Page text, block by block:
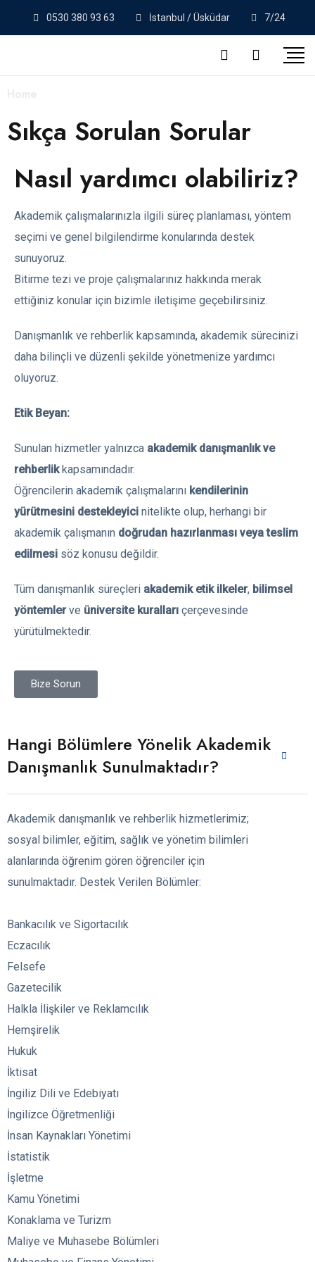
0530 380 93 63 İstanbul / Üsküdar 7/24
Sıkça Sorulan Sorular​
Nasıl yardımcı olabiliriz?
Akademik çalışmalarınızla ilgili süreç planlaması, yöntem
seçimi ve genel bilgilendirme konularında destek
sunuyoruz.
Bitirme tezi ve proje çalışmalarınız hakkında merak
ettiğiniz konular için bizimle iletişime geçebilirsiniz.
Danışmanlık ve rehberlik kapsamında, akademik sürecinizi
daha bilinçli ve düzenli şekilde yönetmenize yardımcı
oluyoruz.
Etik Beyan:
Sunulan hizmetler yalnızca akademik danışmanlık ve
rehberlikkapsamındadır.
Öğrencilerin akademik çalışmalarını kendilerinin
yürütmesini destekleyici nitelikte olup, herhangi bir
akademik çalışmanın doğrudan hazırlanması veya teslim
edilmesi söz konusu değildir.
Tüm danışmanlık süreçleri akademik etik ilkeler, bilimsel
yöntemlerve üniversite kuralları çerçevesinde
yürütülmektedir.
Bize Sorun
Hangi Bölümlere Yönelik Akademik
Danışmanlık Sunulmaktadır?
Akademik danışmanlık ve rehberlik hizmetlerimiz;
sosyal bilimler, eğitim, sağlık ve yönetim bilimleri
alanlarında öğrenim gören öğrenciler için
sunulmaktadır. Destek Verilen Bölümler:
Bankacılık ve Sigortacılık
Eczacılık
Felsefe
Gazetecilik
Halkla İlişkiler ve Reklamcılık
Hemşirelik
Hukuk
İktisat
İngiliz Dili ve Edebiyatı
İngilizce Öğretmenliği
İnsan Kaynakları Yönetimi
İstatistik
İşletme
Kamu Yönetimi
Konaklama ve Turizm
Maliye ve Muhasebe Bölümleri